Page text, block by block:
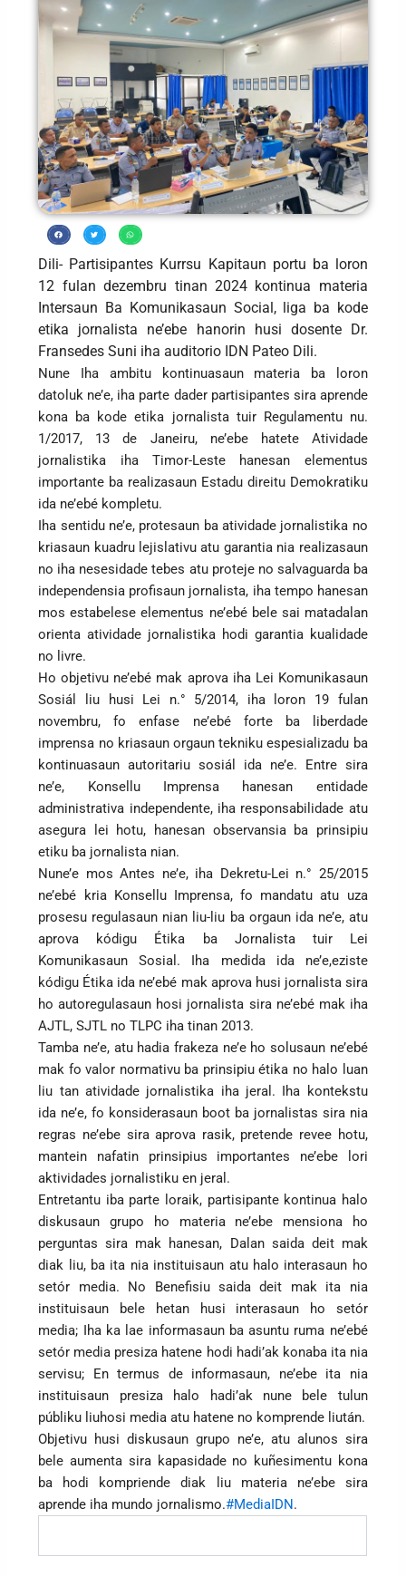
Dili- Partisipantes Kurrsu Kapitaun portu ba loron
12 fulan dezembru tinan 2024 kontinua materia
Intersaun Ba Komunikasaun Social, liga ba kode
etika jornalista ne’ebe hanorin husi dosente Dr.
Fransedes Suni iha auditorio IDN Pateo Dili.
Nune Iha ambitu kontinuasaun materia ba loron
datoluk ne’e, iha parte dader partisipantes sira aprende
kona ba kode etika jornalista tuir Regulamentu nu.
1/2017, 13 de Janeiru, ne’ebe hatete Atividade
jornalistika iha Timor-Leste hanesan elementus
importante ba realizasaun Estadu direitu Demokratiku
ida ne’ebé kompletu.
Iha sentidu ne’e, protesaun ba atividade jornalistika no
kriasaun kuadru lejislativu atu garantia nia realizasaun
no iha nesesidade tebes atu proteje no salvaguarda ba
independensia profisaun jornalista, iha tempo hanesan
mos estabelese elementus ne’ebé bele sai matadalan
orienta atividade jornalistika hodi garantia kualidade
no livre.
Ho objetivu ne’ebé mak aprova iha Lei Komunikasaun
Sosiál liu husi Lei n.° 5/2014, iha loron 19 fulan
novembru, fo enfase ne’ebé forte ba liberdade
imprensa no kriasaun orgaun tekniku espesializadu ba
kontinuasaun autoritariu sosiál ida ne’e. Entre sira
ne’e, Konsellu Imprensa hanesan entidade
administrativa independente, iha responsabilidade atu
asegura lei hotu, hanesan observansia ba prinsipiu
etiku ba jornalista nian.
Nune’e mos Antes ne’e, iha Dekretu-Lei n.° 25/2015
ne’ebé kria Konsellu Imprensa, fo mandatu atu uza
prosesu regulasaun nian liu-liu ba orgaun ida ne’e, atu
aprova kódigu Étika ba Jornalista tuir Lei
Komunikasaun Sosial. Iha medida ida ne’e,eziste
kódigu Étika ida ne’ebé mak aprova husi jornalista sira
ho autoregulasaun hosi jornalista sira ne’ebé mak iha
AJTL, SJTL no TLPC iha tinan 2013.
Tamba ne’e, atu hadia frakeza ne’e ho solusaun ne’ebé
mak fo valor normativu ba prinsipiu étika no halo luan
liu tan atividade jornalistika iha jeral. Iha kontekstu
ida ne’e, fo konsiderasaun boot ba jornalistas sira nia
regras ne’ebe sira aprova rasik, pretende revee hotu,
mantein nafatin prinsipius importantes ne’ebe lori
aktividades jornalistiku en jeral.
Entretantu iba parte loraik, partisipante kontinua halo
diskusaun grupo ho materia ne’ebe mensiona ho
perguntas sira mak hanesan, Dalan saida deit mak
diak liu, ba ita nia instituisaun atu halo interasaun ho
setór media. No Benefisiu saida deit mak ita nia
instituisaun bele hetan husi interasaun ho setór
media; Iha ka lae informasaun ba asuntu ruma ne’ebé
setór media presiza hatene hodi hadi’ak konaba ita nia
servisu; En termus de informasaun, ne’ebe ita nia
instituisaun presiza halo hadi’ak nune bele tulun
públiku liuhosi media atu hatene no komprende liután.
Objetivu husi diskusaun grupo ne’e, atu alunos sira
bele aumenta sira kapasidade no kuñesimentu kona
ba hodi kompriende diak liu materia ne’ebe sira
aprende iha mundo jornalismo.#MediaIDN.